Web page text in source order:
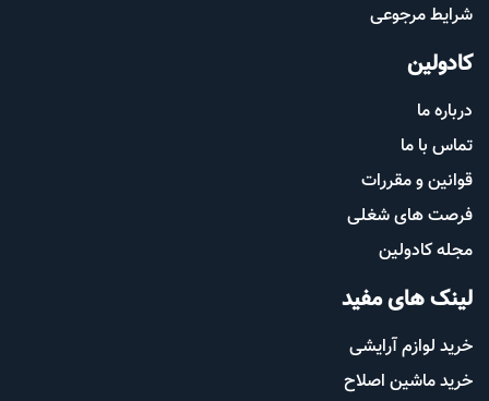
شرایط مرجوعی
کادولین
درباره ما
تماس با ما
قوانین و مقررات
فرصت های شغلی
مجله کادولین
لینک های مفید
خرید لوازم آرایشی
خرید ماشین اصلاح